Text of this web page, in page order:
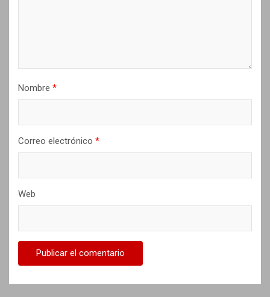
Nombre *
Correo electrónico *
Web